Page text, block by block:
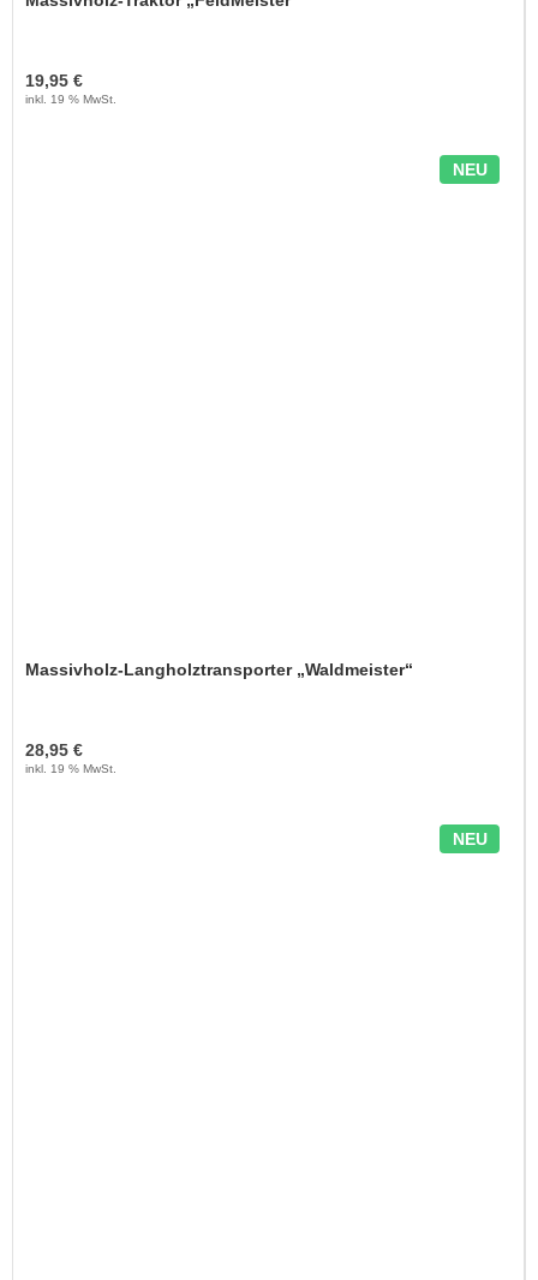
19,95 €
inkl. 19 % MwSt.
NEU
Massivholz-Langholztransporter „Waldmeister“
28,95 €
inkl. 19 % MwSt.
NEU